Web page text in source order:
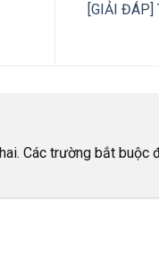
[GIẢI
Các trường bắt buộc